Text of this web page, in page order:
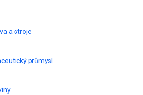
a stroje
průmysl